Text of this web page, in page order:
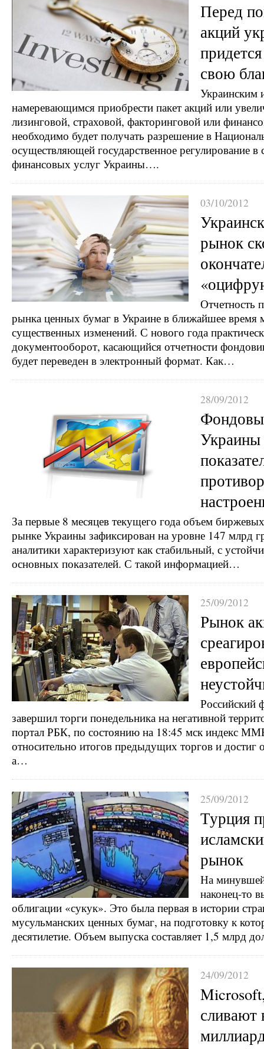
Перед
акций
свою
Украинским
намеревающимся приобрести пакет акций или
лизинговой, страховой, факторинговой или
необходимо будет получать разрешение в
осуществляющей государственное регулирование в
финансовых услуг Украины….
03/10/2012
рынок
Отчетность
рынка ценных бумаг в Украине в ближайшее время
существенных изменений. С нового года
документооборот, касающийся отчетности
будет переведен в электронный формат. Как…
28/09/2012
Украины
За первые 8 месяцев текущего года объем
рынке Украины зафиксирован на уровне 147 млрд
аналитики характеризуют как стабильный, с
основных показателей. С такой информацией…
25/09/2012
Рынок
Российский
завершил торги понедельника на негативной
портал РБК, по состоянию на 18:45 мск индекс
относительно итогов предыдущих торгов и достиг
а…
25/09/2012
Турция
рынок
На
наконец-то
облигации «сукук». Это была первая в истории
мусульманских ценных бумаг, на подготовку к
десятилетие. Объем выпуска составляет 1,5 млрд
24/09/2012